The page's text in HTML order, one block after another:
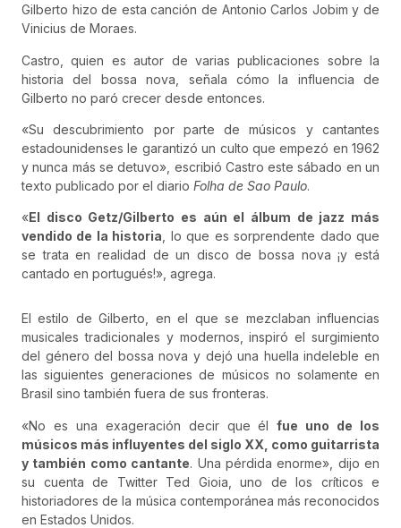
Gilberto hizo de esta canción de Antonio Carlos Jobim y de
Vinicius de Moraes.
Castro, quien es autor de varias publicaciones sobre la
historia del bossa nova, señala cómo la influencia de
Gilberto no paró crecer desde entonces.
«Su descubrimiento por parte de músicos y cantantes
estadounidenses le garantizó un culto que empezó en 1962
y nunca más se detuvo», escribió Castro este sábado en un
texto publicado por el diario Folha de Sao Paulo.
«El disco Getz/Gilberto es aún el álbum de jazz más
vendido de la historia , lo que es sorprendente dado que
se trata en realidad de un disco de bossa nova ¡y está
cantado en portugués!», agrega.
El estilo de Gilberto, en el que se mezclaban influencias
musicales tradicionales y modernos, inspiró el surgimiento
del género del bossa nova y dejó una huella indeleble en
las siguientes generaciones de músicos no solamente en
Brasil sino también fuera de sus fronteras.
«No es una exageración decir que élfue uno de los
músicos más influyentes del siglo XX, como guitarrista
y también como cantante. Una pérdida enorme», dijo en
su cuenta de Twitter Ted Gioia, uno de los críticos e
historiadores de la música contemporánea más reconocidos
en Estados Unidos.